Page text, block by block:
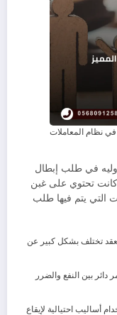
في نظام المعاملات
وليه في طلب إبطال
كانت تحتوي على غبن
التي يتم فيها طلب
تختلف بشكل كبير عن
بين النفع والضرر
أساليب احتيالية لإيقاع